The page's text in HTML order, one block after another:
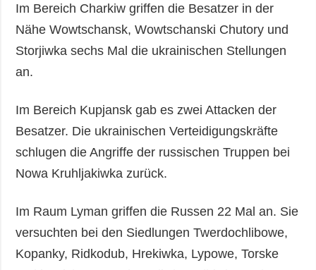
Im Bereich Charkiw griffen die Besatzer in der
Nähe Wowtschansk, Wowtschanski Chutory und
Storjiwka sechs Mal die ukrainischen Stellungen
an.
Im Bereich Kupjansk gab es zwei Attacken der
Besatzer. Die ukrainischen Verteidigungskräfte
schlugen die Angriffe der russischen Truppen bei
Nowa Kruhljakiwka zurück.
Im Raum Lyman griffen die Russen 22 Mal an. Sie
versuchten bei den Siedlungen Twerdochlibowe,
Kopanky, Ridkodub, Hrekiwka, Lypowe, Torske